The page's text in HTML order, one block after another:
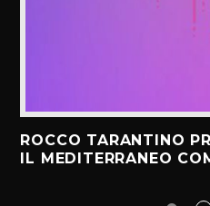
ROCCO TARANTINO
IL MEDITERRANEO